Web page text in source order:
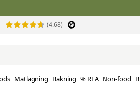
(4.68)
Matlagning Bakning % REA Non-food